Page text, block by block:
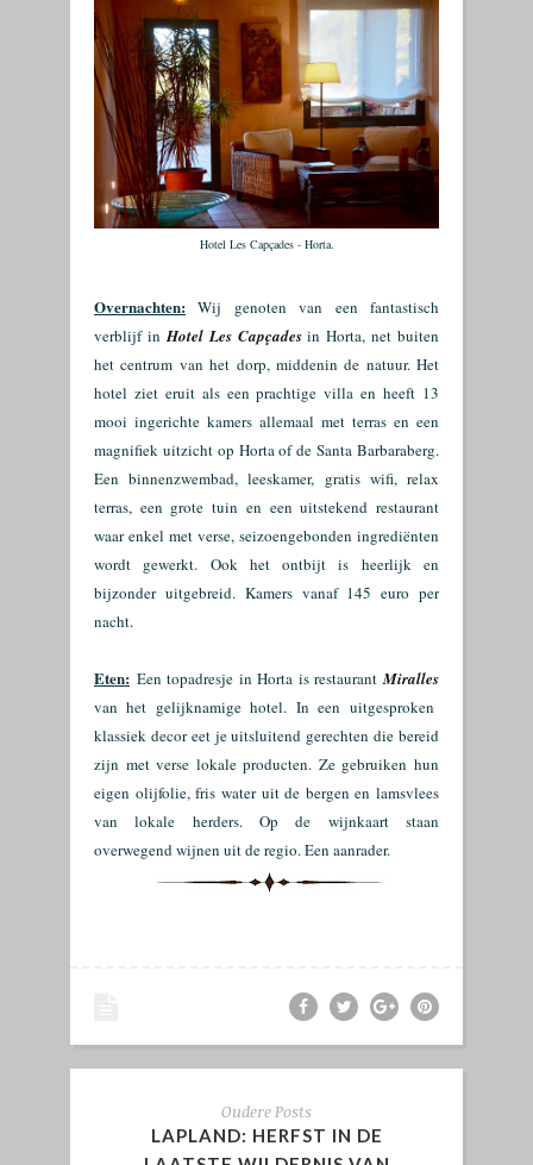
Hotel Les Capçades - Horta.
Overnachten: Wij genoten van een fantastisch
verblijf inHotel Les Capçadesin Horta, net buiten
het centrum van het dorp, middenin de natuur. Het
hotel ziet eruit als een prachtige villa en heeft 13
mooi ingerichte kamers allemaal met terras en een
magnifiek uitzicht op Horta of de Santa Barbaraberg.
Een binnenzwembad, leeskamer, gratis wifi, relax
terras, een grote tuin en een uitstekend restaurant
waar enkel met verse, seizoengebonden ingrediënten
wordt gewerkt. Ook het ontbijt is heerlijk en
bijzonder uitgebreid.Kamers vanaf 145 euro per
nacht.
Eten: Een topadresje in Horta is restaurantMiralles
van het gelijknamige hotel. In een uitgesproken
klassiek decor eet je uitsluitend gerechten die bereid
zijn met verse lokale producten. Ze gebruiken hun
eigen olijfolie, fris water uit de bergen en lamsvlees
van lokale herders. Op de wijnkaart staan
overwegend wijnen uit de regio. Een aanrader.
Oudere Posts
LAPLAND: HERFST IN DE